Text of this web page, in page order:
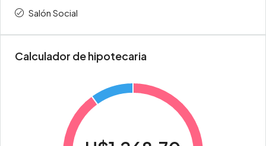
Salón Social
Calculador de hipotecaria